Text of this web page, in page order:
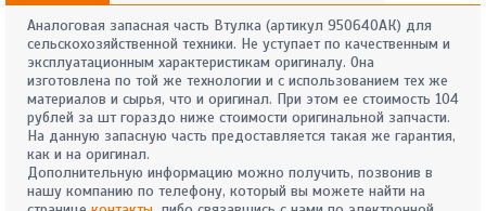
Аналоговая запасная часть Втулка (артикул 950640АК) для
сельскохозяйственной техники. Не уступает по качественным и
эксплуатационным характеристикам оригиналу. Она
изготовлена по той же технологии и с использованием тех же
материалов и сырья, что и оригинал. При этом ее стоимость 104
рублей за шт гораздо ниже стоимости оригинальной запчасти.
На данную запасную часть предоставляется такая же гарантия,
как и на оригинал.
Дополнительную информацию можно получить, позвонив в
нашу компанию по телефону, который вы можете найти на